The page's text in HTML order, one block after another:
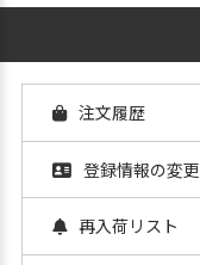
注文履歴
登録情報の変更
再入荷リスト